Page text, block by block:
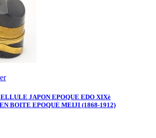
JAPON EPOQUE EDO XIXè
BOITE EPOQUE MEIJI (1868-1912)